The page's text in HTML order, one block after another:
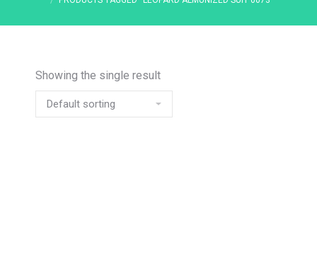
Showing the single result